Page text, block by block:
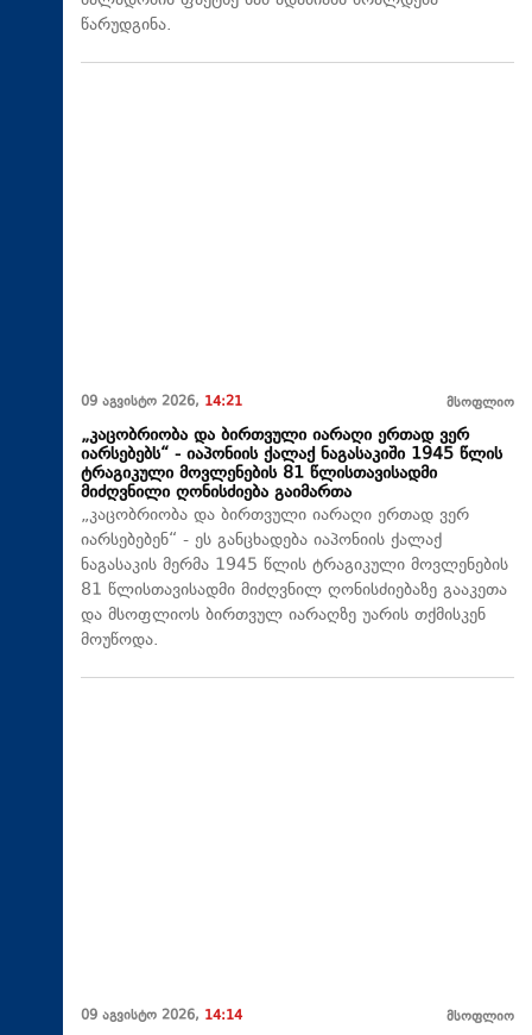
წარუდგინა.
09 აგვისტო 2026, 14:21 მსოფლიო
„კაცობრიობა და ბირთვული იარაღი ერთად ვერ
იარსებებს“ - იაპონიის ქალაქ ნაგასაკიში 1945 წლის
ტრაგიკული მოვლენების 81 წლისთავისადმი
მიძღვნილი ღონისძიება გაიმართა
„კაცობრიობა და ბირთვული იარაღი ერთად ვერ
იარსებებენ“ - ეს განცხადება იაპონიის ქალაქ
ნაგასაკის მერმა 1945 წლის ტრაგიკული მოვლენების
81 წლისთავისადმი მიძღვნილ ღონისძიებაზე გააკეთა
და მსოფლიოს ბირთვულ იარაღზე უარის თქმისკენ
მოუწოდა.
09 აგვისტო 2026, 14:14 მსოფლიო